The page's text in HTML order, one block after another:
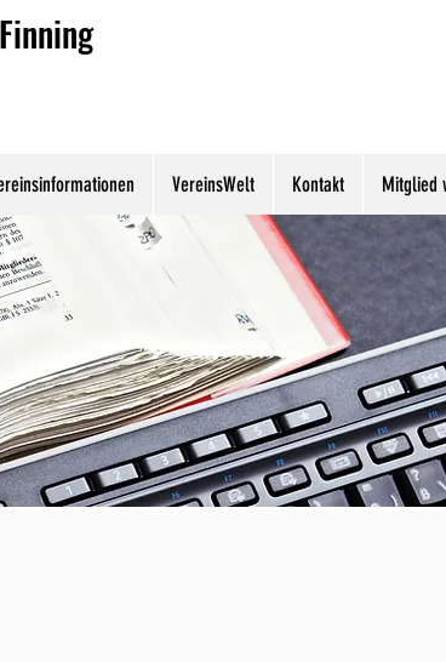
VereinsWelt Kontakt Mitglied